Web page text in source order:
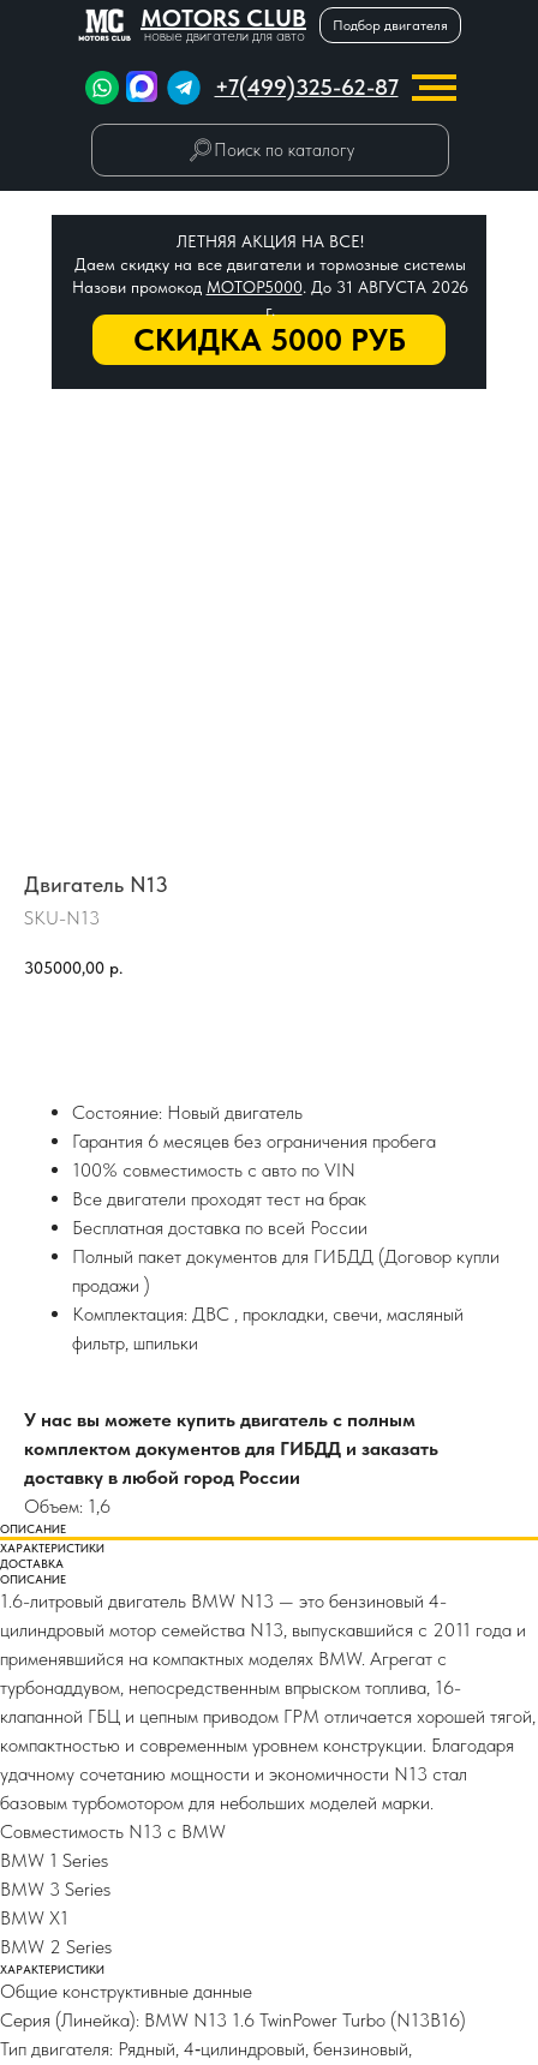
MOTORS CLUB
новые двигатели для авто
Подбор двигателя
+7(499)325-62-87
Поиск по каталогу
СКИДКА 5000 РУБ
ЛЕТНЯЯ АКЦИЯ НА ВСЕ!
Даем скидку на все двигатели и тормозные системы
Назови промокод МОТОР5000. До 31 АВГУСТА 2026
г.
Двигатель N13
SKU-N13
305000,00 р.
Состояние: Новый двигатель
Гарантия 6 месяцев без ограничения пробега
100% совместимость с авто по VIN
Все двигатели проходят тест на брак
Бесплатная доставка по всей России
Полный пакет документов для ГИБДД (Договор купли
продажи )
Комплектация: ДВС , прокладки, свечи, масляный
фильтр, шпильки
У нас вы можете купить двигатель с полным
комплектом документов для ГИБДД и заказать
доставку в любой город России
Объем: 1,6
ОПИСАНИЕ
ХАРАКТЕРИСТИКИ
ДОСТАВКА
ОПИСАНИЕ
1.6-литровый двигатель BMW N13 — это бензиновый 4-
цилиндровый мотор семейства N13, выпускавшийся с 2011 года и
применявшийся на компактных моделях BMW. Агрегат с
турбонаддувом, непосредственным впрыском топлива, 16-
клапанной ГБЦ и цепным приводом ГРМ отличается хорошей тягой,
компактностью и современным уровнем конструкции. Благодаря
удачному сочетанию мощности и экономичности N13 стал
базовым турбомотором для небольших моделей марки.
Совместимость N13 с BMW
BMW 1 Series
BMW 3 Series
BMW X1
BMW 2 Series
ХАРАКТЕРИСТИКИ
Общие конструктивные данные
Серия (Линейка): BMW N13 1.6 TwinPower Turbo (N13B16)
Тип двигателя: Рядный, 4‑цилиндровый, бензиновый,